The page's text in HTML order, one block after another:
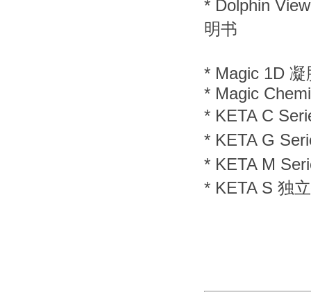
* Dolphin
明书
* Magic 1D
* Magic
* KETA C
* KETA G
* KETA M
* KETA S 独